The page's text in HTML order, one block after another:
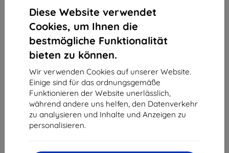
Diese Website verwendet
Cookies, um Ihnen die
bestmögliche Funktionalität
bieten zu können.
Wir verwenden Cookies auf unserer Website.
Einige sind für das ordnungsgemäße
Funktionieren der Website unerlässlich,
während andere uns helfen, den Datenverkehr
zu analysieren und Inhalte und Anzeigen zu
personalisieren.
3MK All-In-One Hardy PROtector Tablet
Nassmontage, verkauft in 5er Packs, Preis für 1
Stück (5903108514743)
Geeignet für: Uni